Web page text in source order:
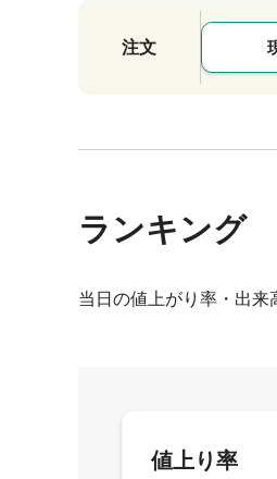
注文
ランキング
当日の値上がり率・出来